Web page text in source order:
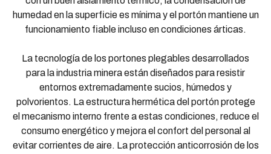
humedad en la superficie es mínima y el portón mantiene un
funcionamiento fiable incluso en condiciones árticas.
La tecnología de los portones plegables desarrollados
para la industria minera están diseñados para resistir
entornos extremadamente sucios, húmedos y
polvorientos. La estructura hermética del portón protege
el mecanismo interno frente a estas condiciones, reduce el
consumo energético y mejora el confort del personal al
evitar corrientes de aire. La protección anticorrosión de los